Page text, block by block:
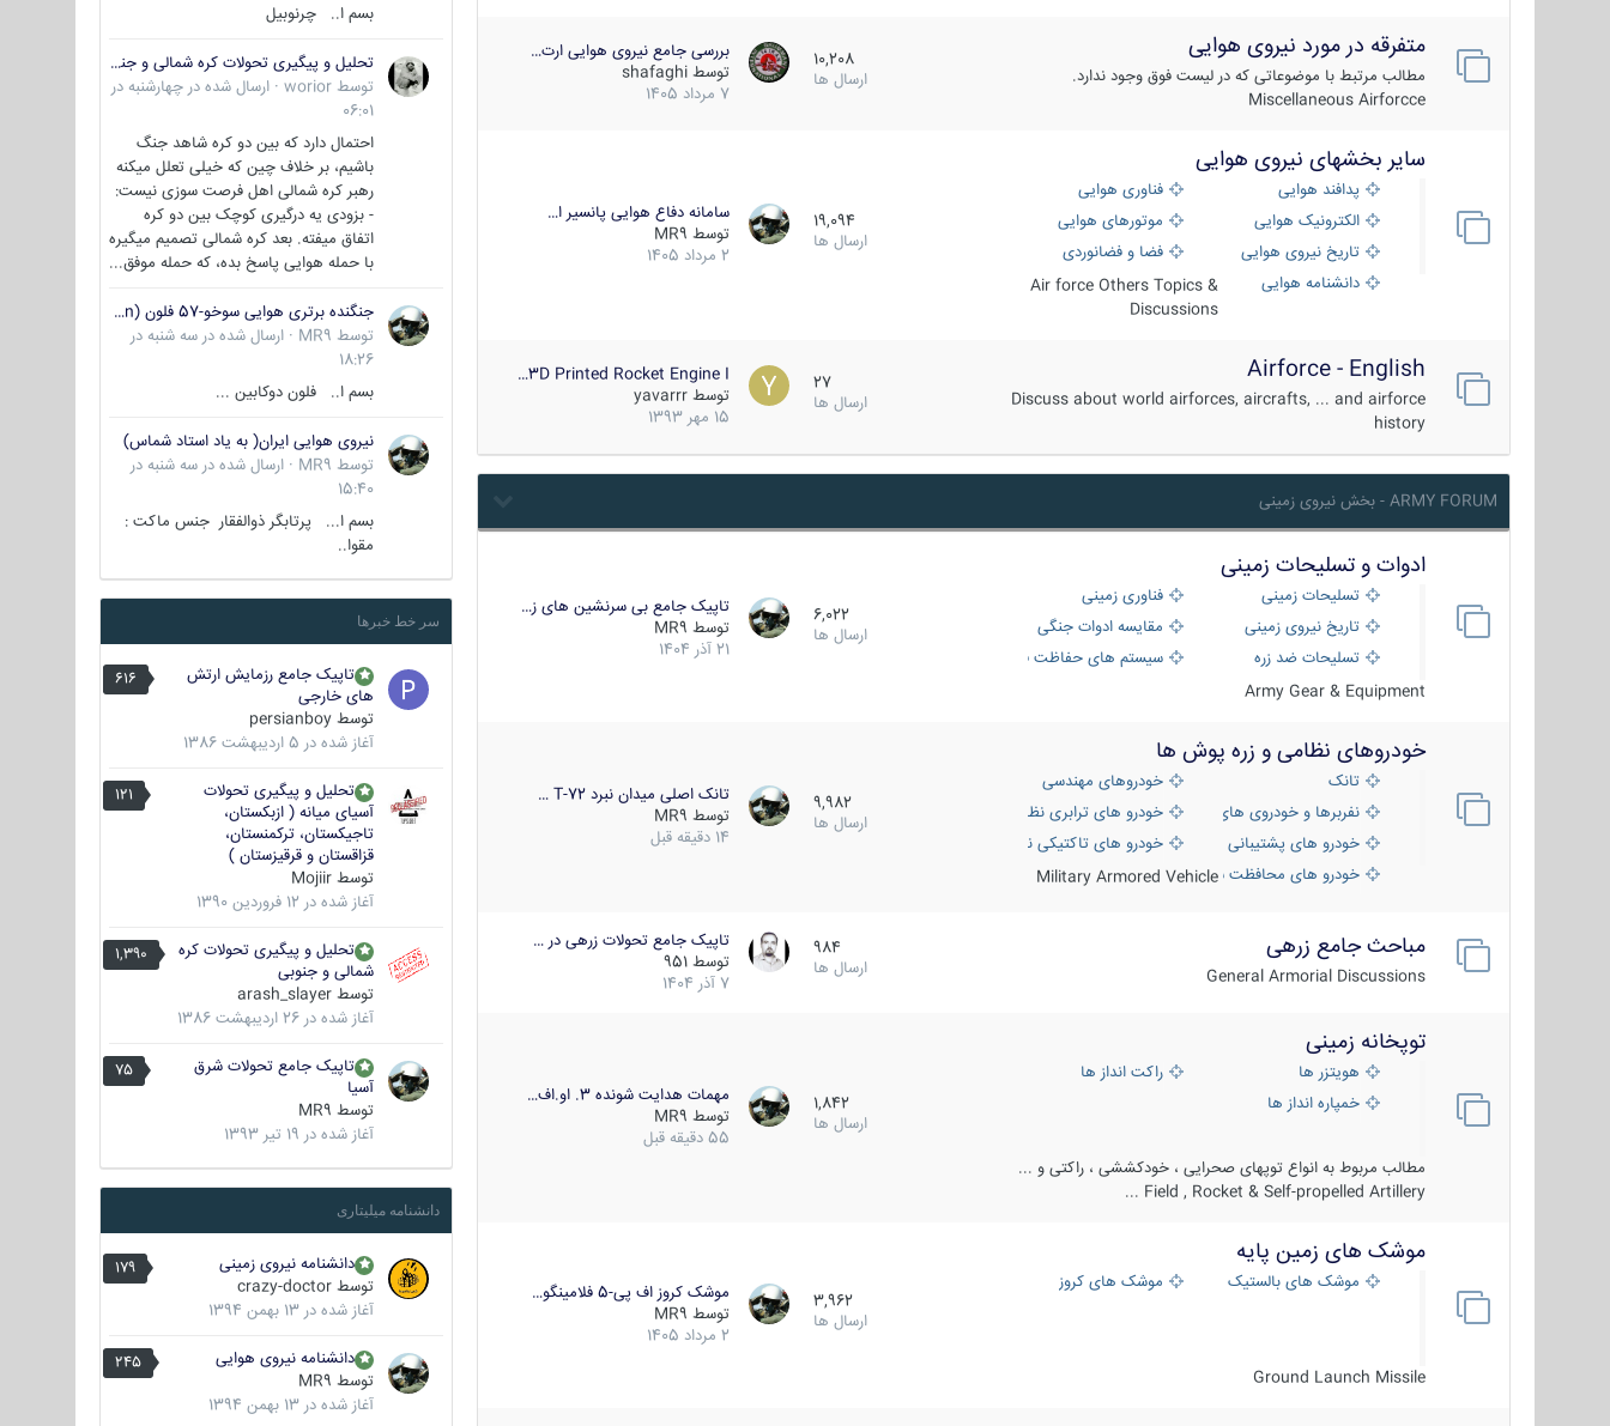
متفرقه در مورد نیروی هوایی
مطالب مرتبط با موضوعاتی که در لیست فوق وجود ندارد.
Miscellaneous Airforcce
10,208
ارسال ها
بررسی جامع نیروی هوایی ارت…
توسط shafaghi
7 مرداد 1405
سایر بخشهای نیروی هوایی
پدافند هوایی
فناوری هوایی
الکترونیک هوایی
موتورهای هوایی
تاریخ نیروی هوایی
فضا و فضانوردی
دانشنامه هوایی
Air force Others Topics &
Discussions
19,094
ارسال ها
سامانه دفاع هوایی پانسیر ا…
توسط MR9
2 مرداد 1405
Airforce - English
Discuss about world airforces, aircrafts, ... and airforce
history
27
ارسال ها
3D Printed Rocket Engine I…
توسط yavarrr
15 مهر 1393
ARMY FORUM - بخش نیروی زمینی
ادوات و تسلیحات زمینی
تسلیحات زمینی
فناوری زمینی
تاریخ نیروی زمینی
مقایسه ادوات جنگی
تسلیحات ضد زره
سیستم های حفاظت فعال
Army Gear & Equipment
6,022
ارسال ها
تاپیک جامع بی سرنشین های ز…
توسط MR9
21 آذر 1404
خودروهای نظامی و زره پوش ها
تانک
خودروهای مهندسی
نفربرها و خودروی های رزمی پیاده نظامخودرو های ترابری نظامی
خودرو های پشتیبانی آتش ، شناسایی و ضد تانک
خودرو های تاکتیکی نظامی
خودرو های محافظت شدهMilitary Armored Vehicle
9,982
ارسال ها
تانک اصلی میدان نبرد T-72 …
توسط MR9
14 دقیقه قبل
مباحث جامع زرهی
General Armorial Discussions
984
ارسال ها
تاپیک جامع تحولات زرهی در …
توسط 951
7 آذر 1404
توپخانه زمینی
هویتزر ها
راکت انداز ها
خمپاره انداز ها
مطالب مربوط به انواع توپهای صحرایی ، خودکششی ، راکتی و ...
Field , Rocket & Self-propelled Artillery ...
1,842
ارسال ها
مهمات هدایت شونده 3. او.اف…
توسط MR9
55 دقیقه قبل
موشک های زمین پایه
موشک های بالستیک موشک های کروز
Ground Launch Missile
3,962
ارسال ها
موشک کروز اف پی-5 فلامینگو…
توسط MR9
2 مرداد 1405
بسم ا.. چرنوبیل
تحلیل و پیگیری تحولات کره شمالی و جنوبی
توسط worior
· ارسال شده در چهارشنبه در
06:01
احتمال دارد که بین دو کره شاهد جنگ
باشیم، بر خلاف چین که خیلی تعلل میکنه
رهبر کره شمالی اهل فرصت سوزی نیست:
- بزودی یه درگیری کوچک بین دو کره
اتفاق میفته. بعد کره شمالی تصمیم میگیره
با حمله هوایی پاسخ بده، که حمله موفق...
جنگنده برتری هوایی سوخو-57 فلون (Su-57/Felon)
توسط MR9
· ارسال شده در سه شنبه در
18:26
بسم ا.. فلون دوکابین ...
نیروی هوایی ایران( به یاد استاد شماس)
توسط MR9
· ارسال شده در سه شنبه در
15:40
بسم ا... پرتابگر ذوالفقار جنس ماکت :
مقوا..
سر خط خبرها
616
تاپیک جامع رزمایش ارتش
های خارجی
توسط persianboy
آغاز شده در 5 اردیبهشت 1386
121
تحلیل و پیگیری تحولات
آسیای میانه ( ازبکستان،
تاجیکستان، ترکمنستان،
قزاقستان و قرقیزستان )
توسط Mojiir
آغاز شده در 12 فروردین 1390
1,390
تحلیل و پیگیری تحولات کره
شمالی و جنوبی
توسط arash_slayer
آغاز شده در 26 اردیبهشت 1386
75
تاپیک جامع تحولات شرق
آسیا
توسط MR9
آغاز شده در 19 تیر 1393
دانشنامه میلیتاری
179
دانشنامه نیروی زمینی
توسط crazy-doctor
آغاز شده در 13 بهمن 1394
245
دانشنامه نیروی هوایی
توسط MR9
آغاز شده در 13 بهمن 1394